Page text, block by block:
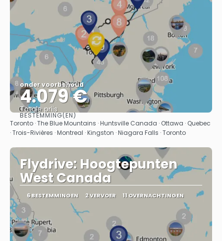
onder voorbehoud
4.079 €
Totale prijs
Bekijk
BESTEMMING(EN)
Toronto · The Blue Mountains · Huntsville Canada · Ottawa · Quebec
· Trois-Rivières · Montreal · Kingston · Niagara Falls · Toronto
Flydrive: Hoogtepunten
West Canada
6 BESTEMMINGEN 2 VERVOER 11 OVERNACHTINGEN